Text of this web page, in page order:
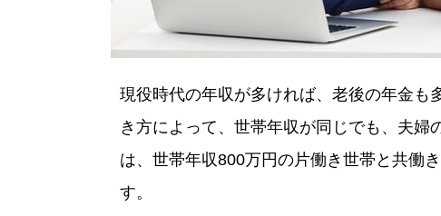
現役時代の年収が多ければ、老後の年金も
き方によって、世帯年収が同じでも、夫婦
は、世帯年収800万円の片働き世帯と共働
す。